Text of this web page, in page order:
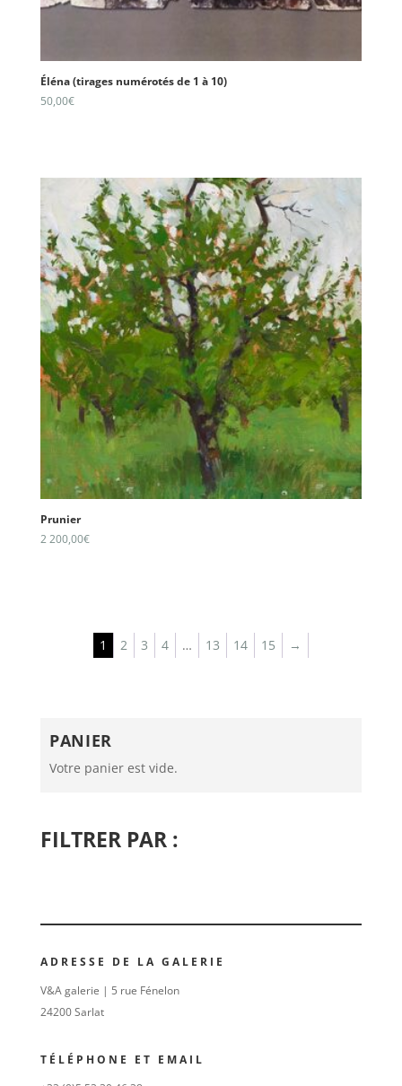
Éléna (tirages numérotés de 1 à 10)
50,00€
Prunier
2 200,00€
1 2 3 4 … 13 14 15 →
PANIER
Votre panier est vide.
FILTRER PAR :
ADRESSE DE LA GALERIE
V&A galerie | 5 rue Fénelon
24200 Sarlat
TÉLÉPHONE ET EMAIL